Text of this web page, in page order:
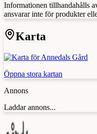
Informationen tillhandahålls
ansvarar inte för produkter
Karta
Öppna stora kartan
Annons
Laddar annons...